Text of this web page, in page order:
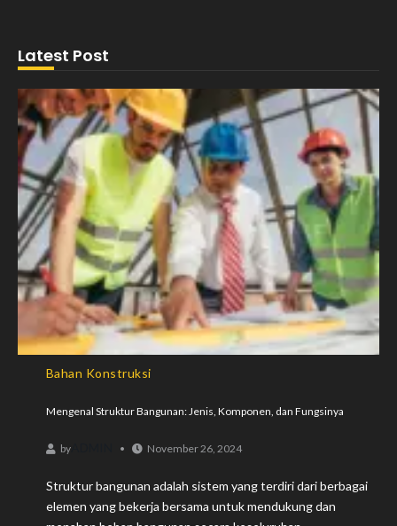
Latest Post
Bahan Konstruksi
Mengenal Struktur Bangunan: Jenis, Komponen, dan Fungsinya
by November 26, 2024
Struktur bangunan adalah sistem yang terdiri dari berbagai
elemen yang bekerja bersama untuk mendukung dan